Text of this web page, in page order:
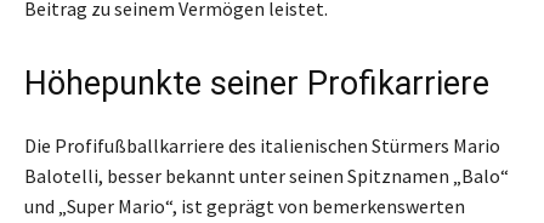
Beitrag zu seinem Vermögen leistet.
Höhepunkte seiner Profikarriere
Die Profifußballkarriere des italienischen Stürmers Mario
Balotelli, besser bekannt unter seinen Spitznamen „Balo“
und „Super Mario“, ist geprägt von bemerkenswerten